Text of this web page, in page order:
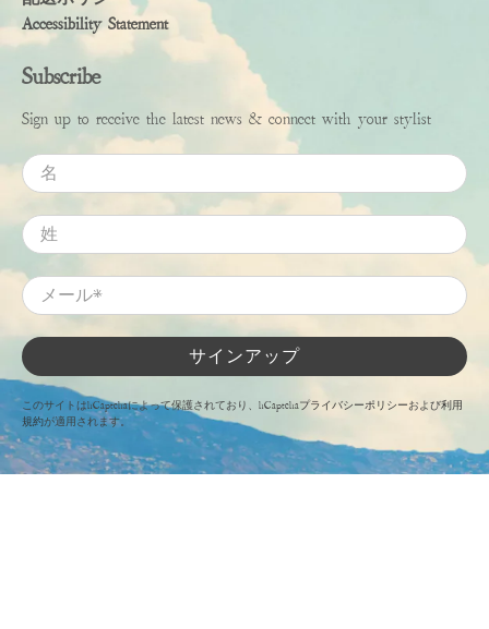
Accessibility Statement
Subscribe
Sign up to receive the latest news & connect with your stylist
名
姓
メール *
サインアップ
このサイトはhCaptchaによって保護されており、hCaptchaプライバシーポリシーおよび利用
規約が適用されます。